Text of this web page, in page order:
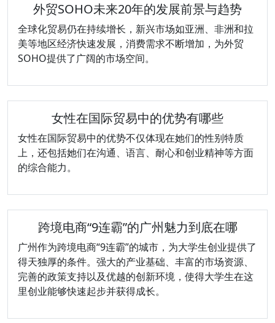
外贸SOHO未来20年的发展前景与趋势
全球化贸易仍在持续增长，新兴市场如亚洲、非洲和拉
美等地区经济快速发展，消费需求不断增加，为外贸
SOHO提供了广阔的市场空间。
女性在国际贸易中的优势有哪些
女性在国际贸易中的优势不仅体现在她们的性别特质
上，还包括她们在沟通、语言、耐心和创业精神等方面
的综合能力。
跨境电商“9连霸”的广州魅力到底在哪
广州作为跨境电商“9连霸”的城市，为大学生创业提供了
得天独厚的条件。强大的产业基础、丰富的市场资源、
完善的政策支持以及优越的创新环境，使得大学生在这
里创业能够快速起步并获得成长。